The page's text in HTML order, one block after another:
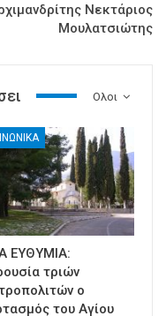
Νεκτάριος
Μουλατσιώτης
Ολοι
ΕΥΘΥΜΙΑ:
τριών
ο
του Αγίου